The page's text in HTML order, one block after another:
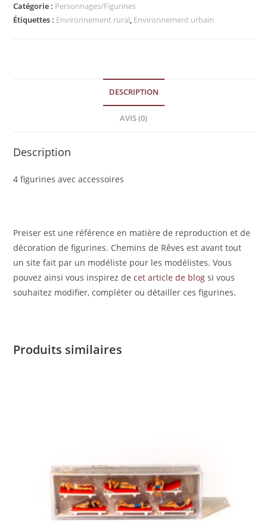
Catégorie : Personnages/Figurines
Étiquettes : Environnement rural, Environnement urbain
DESCRIPTION
AVIS (0)
Description
4 figurines avec accessoires
Preiser est une référence en matière de reproduction et de
décoration de figurines. Chemins de Rêves est avant tout
un site fait par un modéliste pour les modélistes. Vous
pouvez ainsi vous inspirez decet article de blogsi vous
souhaitez modifier, compléter ou détailler ces figurines.
Produits similaires